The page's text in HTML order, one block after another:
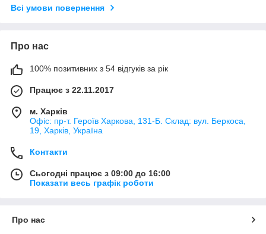
Всі умови повернення
Про нас
100% позитивних з 54 відгуків за рік
Працює з 22.11.2017
м. Харків
Офіс: пр-т. Героїв Харкова, 131-Б. Склад: вул. Беркоса,
19, Харків, Україна
Контакти
Сьогодні працює з 09:00 до 16:00
Показати весь графік роботи
Про нас